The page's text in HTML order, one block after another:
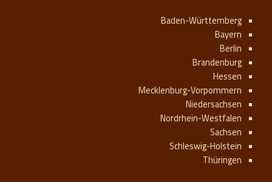
Baden-Württemberg
Bayern
Berlin
Brandenburg
Hessen
Mecklenburg-Vorpommern
Niedersachsen
Nordrhein-Westfalen
Sachsen
Schleswig-Holstein
Thüringen